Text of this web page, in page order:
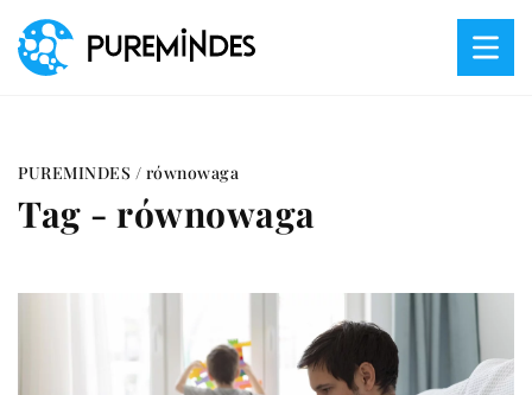
PUREMINDES / równowaga
Tag - równowaga